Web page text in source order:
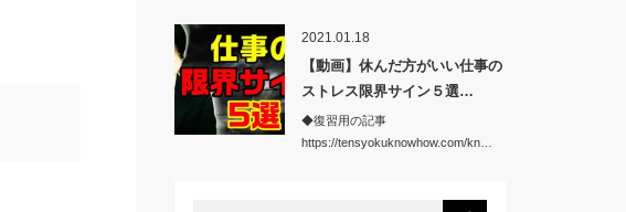
2021.01.18
【動画】休んだ方がいい仕事の
ストレス限界サイン５選…
◆復習用の記事
https://tensyokuknowhow.com/kn…